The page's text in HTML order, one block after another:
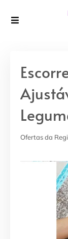
Ofertas da Regi